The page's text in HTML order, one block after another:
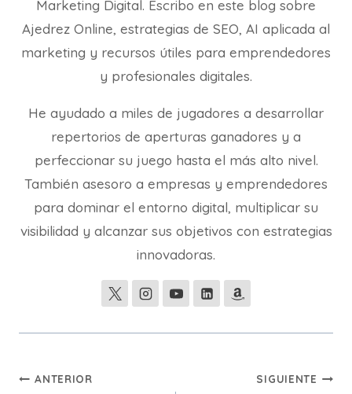
Marketing Digital. Escribo en este blog sobre
Ajedrez Online, estrategias de SEO, AI aplicada al
marketing y recursos útiles para emprendedores
y profesionales digitales.
He ayudado a miles de jugadores a desarrollar
repertorios de aperturas ganadores y a
perfeccionar su juego hasta el más alto nivel.
También asesoro a empresas y emprendedores
para dominar el entorno digital, multiplicar su
visibilidad y alcanzar sus objetivos con estrategias
innovadoras.
Navegación
ANTERIOR SIGUIENTE